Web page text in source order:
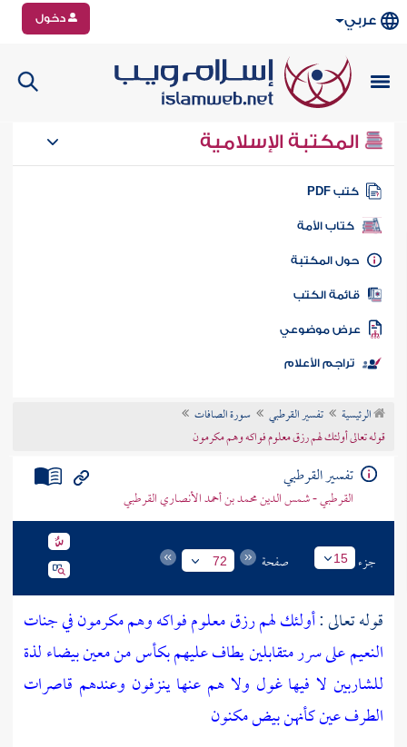
عربي دخول
المكتبة الإسلامية
كتب PDF
كتاب الأمة
المكتبة
الكتب
موضوعي
تراجم الأعلام
الرئيسية تفسير القرطبي
سورة الصافات
قوله تعالى أولئك لهم رزق معلوم فواكه وهم مكرمون
تفسير القرطبي
القرطبي - شمس الدين محمد بن أحمد الأنصاري القرطبي
جزء 15 صفحة 72
قوله تعالى :أولئك لهم رزق معلوم فواكه وهم مكرمون في جنات
النعيم على سرر متقابلين يطاف عليهم بكأس من معين بيضاء لذة
للشاربين لا فيها غول ولا هم عنها ينزفون وعندهم قاصرات
الطرف عين كأنهن بيض مكنون